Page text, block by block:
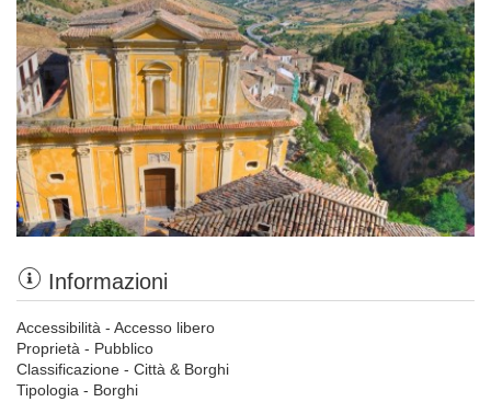
Informazioni
Accessibilità - Accesso libero
Proprietà - Pubblico
Classificazione - Città & Borghi
Tipologia - Borghi